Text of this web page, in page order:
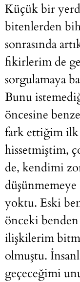
Küçük bir
bitenlerden
sonrasında
fikirlerim de
sorgulamaya
Bunu
öncesine
fark ettiğim
hissetmiştim,
de, kendimi
düşünmemeye
yoktu. Eski
önceki
ilişkilerim
olmuştu.
geçeceğimi